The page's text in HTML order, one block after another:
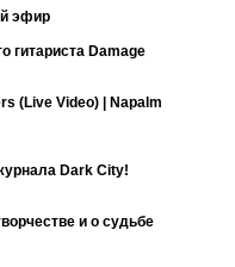
эфир
гитариста Damage
(Live Video) | Napalm
Dark City!
и о судьбе